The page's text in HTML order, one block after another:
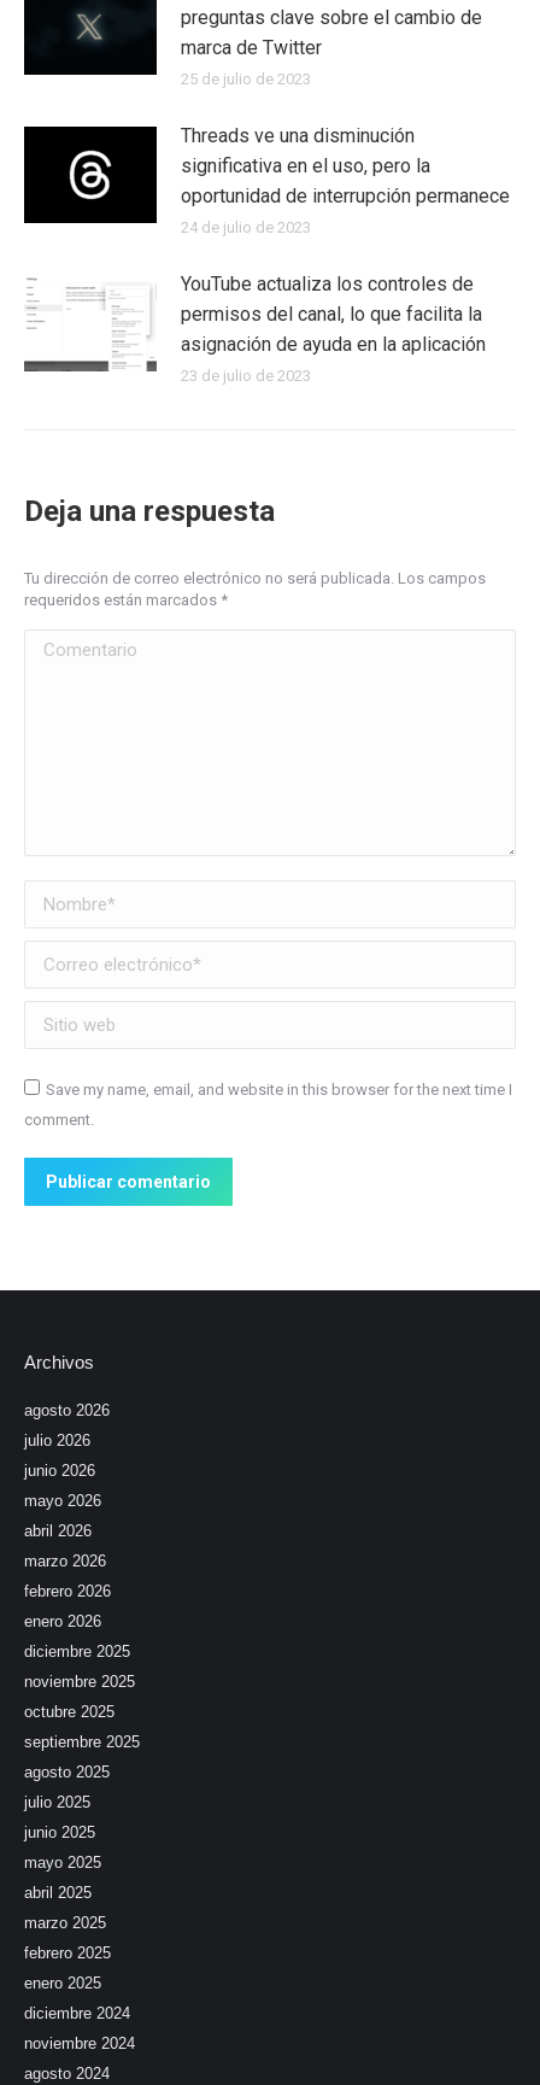
preguntas clave sobre el cambio de
marca de Twitter
25 de julio de 2023
Threads ve una disminución
significativa en el uso, pero la
oportunidad de interrupción permanece
24 de julio de 2023
YouTube actualiza los controles de
permisos del canal, lo que facilita la
asignación de ayuda en la aplicación
23 de julio de 2023
Deja una respuesta
Tu dirección de correo electrónico no será publicada. Los campos
requeridos están marcados *
Comentario
Nombre *
Correo electrónico *
Sitio web
Save my name, email, and website in this browser for the next time I
comment.
Publicar comentario
Archivos
agosto 2026
julio 2026
junio 2026
mayo 2026
abril 2026
marzo 2026
febrero 2026
enero 2026
diciembre 2025
noviembre 2025
octubre 2025
septiembre 2025
agosto 2025
julio 2025
junio 2025
mayo 2025
abril 2025
marzo 2025
febrero 2025
enero 2025
diciembre 2024
noviembre 2024
agosto 2024